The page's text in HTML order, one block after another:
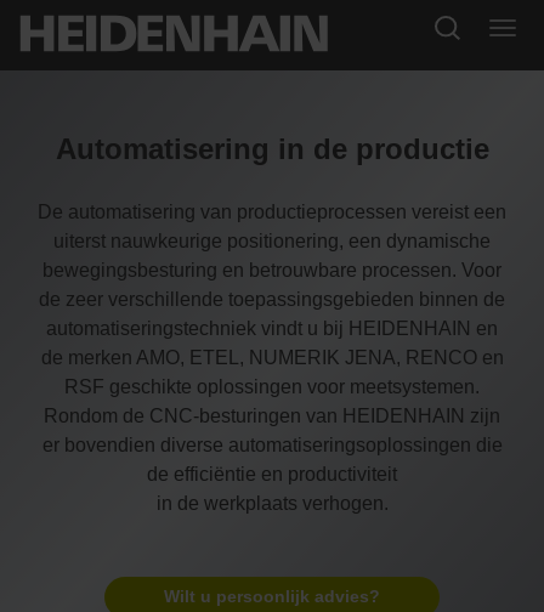
Automatisering in de productie
De automatisering van productieprocessen vereist een
uiterst nauwkeurige positionering, een dynamische
bewegingsbesturing en betrouwbare processen. Voor
de zeer verschillende toepassingsgebieden binnen de
automatiseringstechniek vindt u bij HEIDENHAIN en
de merken AMO, ETEL, NUMERIK JENA, RENCO en
RSF geschikte oplossingen voor meetsystemen.
Rondom de CNC-besturingen van HEIDENHAIN zijn
er bovendien diverse automatiseringsoplossingen die
de efficiëntie en productiviteit
in de werkplaats verhogen.
Wilt u persoonlijk advies?